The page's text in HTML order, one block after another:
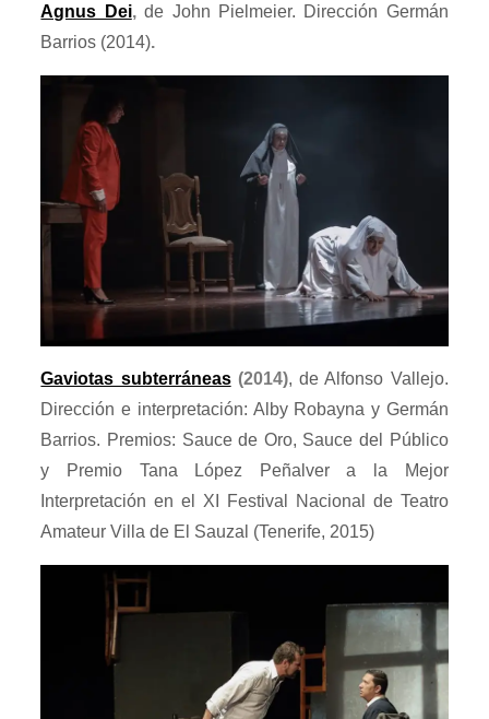
Agnus Dei,de John Pielmeier. Dirección Germán
Barrios (2014).
Gaviotas subterráneas(2014), de Alfonso Vallejo.
Dirección e interpretación: Alby Robayna y Germán
Barrios. Premios: Sauce de Oro, Sauce del Público
y Premio Tana López Peñalver a la Mejor
Interpretación en el XI Festival Nacional de Teatro
Amateur Villa de El Sauzal (Tenerife, 2015)